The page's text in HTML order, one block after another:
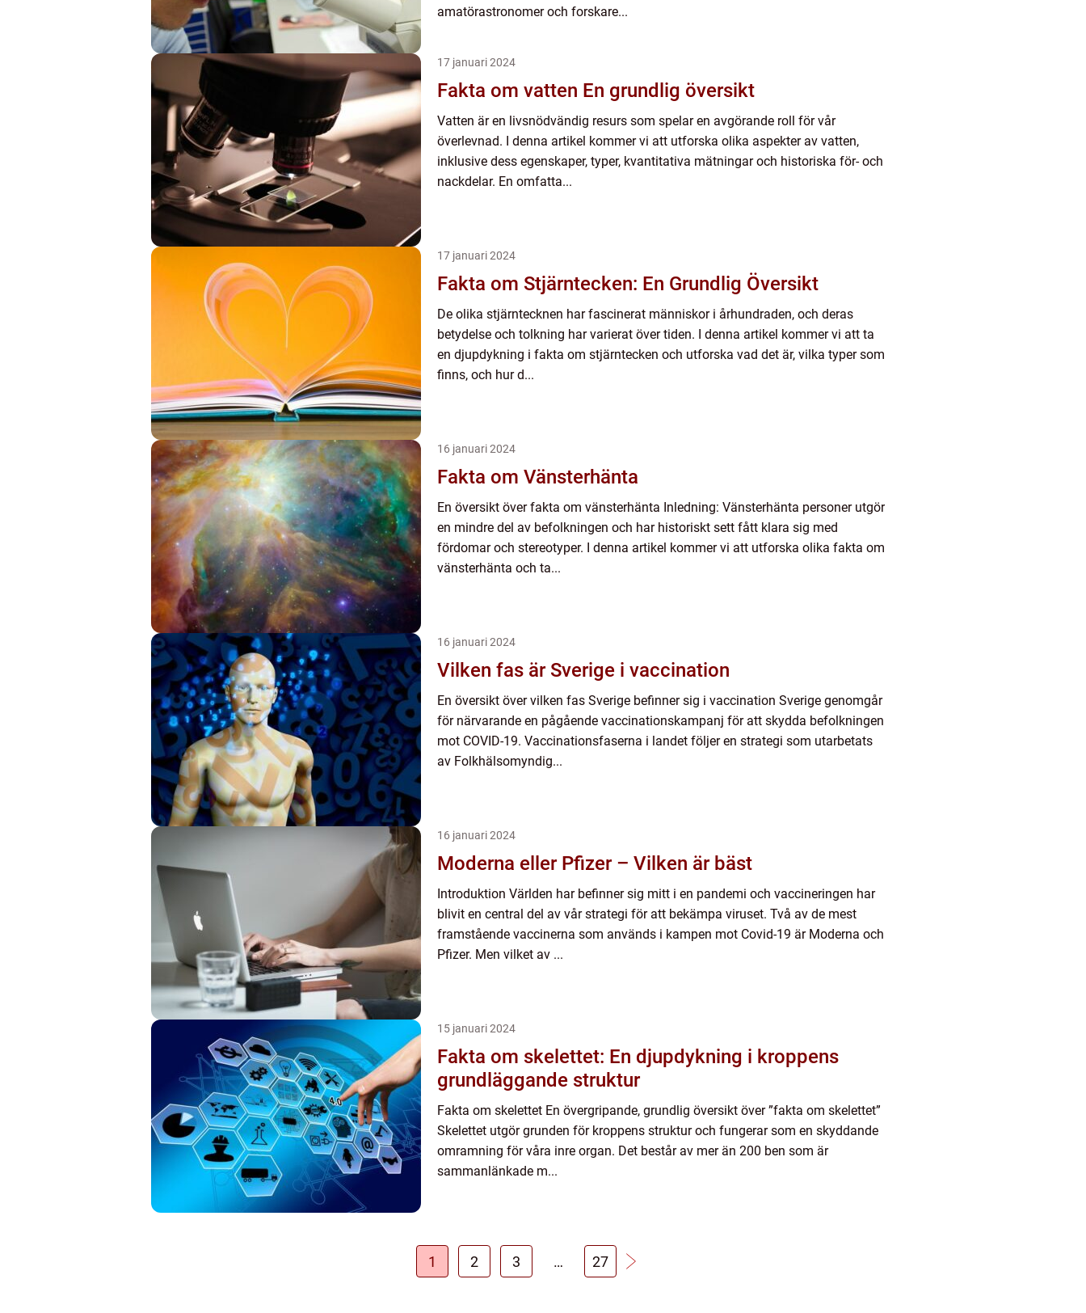
amatörastronomer och forskare...
17 januari 2024
Fakta om vatten En grundlig översikt
Vatten är en livsnödvändig resurs som spelar en avgörande roll för vår
överlevnad. I denna artikel kommer vi att utforska olika aspekter av vatten,
inklusive dess egenskaper, typer, kvantitativa mätningar och historiska för- och
nackdelar. En omfatta...
17 januari 2024
Fakta om Stjärntecken: En Grundlig Översikt
De olika stjärntecknen har fascinerat människor i århundraden, och deras
betydelse och tolkning har varierat över tiden. I denna artikel kommer vi att ta
en djupdykning i fakta om stjärntecken och utforska vad det är, vilka typer som
finns, och hur d...
16 januari 2024
Fakta om Vänsterhänta
En översikt över fakta om vänsterhänta Inledning: Vänsterhänta personer utgör
en mindre del av befolkningen och har historiskt sett fått klara sig med
fördomar och stereotyper. I denna artikel kommer vi att utforska olika fakta om
vänsterhänta och ta...
16 januari 2024
Vilken fas är Sverige i vaccination
En översikt över vilken fas Sverige befinner sig i vaccination Sverige genomgår
för närvarande en pågående vaccinationskampanj för att skydda befolkningen
mot COVID-19. Vaccinationsfaserna i landet följer en strategi som utarbetats
av Folkhälsomyndig...
16 januari 2024
Moderna eller Pfizer – Vilken är bäst
Introduktion Världen har befinner sig mitt i en pandemi och vaccineringen har
blivit en central del av vår strategi för att bekämpa viruset. Två av de mest
framstående vaccinerna som används i kampen mot Covid-19 är Moderna och
Pfizer. Men vilket av ...
15 januari 2024
Fakta om skelettet: En djupdykning i kroppens
grundläggande struktur
Fakta om skelettet En övergripande, grundlig översikt över ”fakta om skelettet”
Skelettet utgör grunden för kroppens struktur och fungerar som en skyddande
omramning för våra inre organ. Det består av mer än 200 ben som är
sammanlänkade m...
1 2 3 … 27